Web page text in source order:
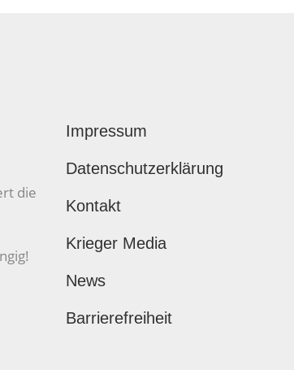
die
Impressum
Datenschutzerklärung
Kontakt
Krieger Media
News
Barrierefreiheit